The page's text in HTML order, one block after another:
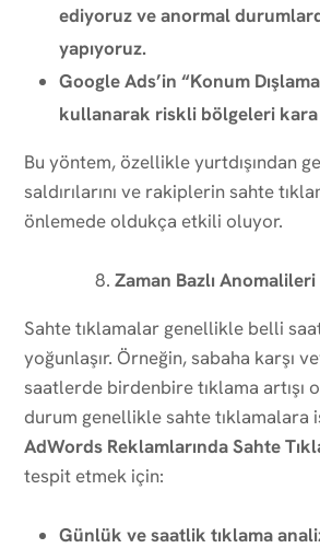
ediyoruz ve anormal
yapıyoruz.
Google Ads’in “Konum
kullanarak riskli bölgeleri kara
Bu yöntem, özellikle yurtdışından
saldırılarını ve rakiplerin sahte
önlemede oldukça etkili oluyor.
Zaman Bazlı
Sahte tıklamalar genellikle belli
yoğunlaşır. Örneğin, sabaha karşı
saatlerde birdenbire tıklama artışı
durum genellikle sahte tıklamalara
AdWords Reklamlarında Sahte
tespit etmek için:
Günlük ve saatlik tıklama